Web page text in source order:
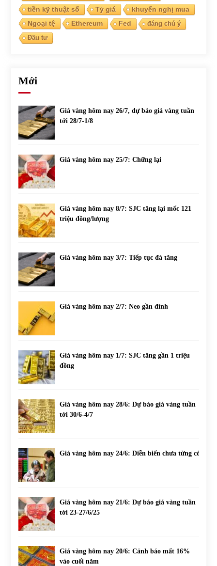
Phân tích giá tiền điện tử sau ngày thị trường lập kỷ lục
Top 10 xe bán chạy nhất tháng 9/2021
tiền kỹ thuật số
Tỷ giá
khuyến nghị mua
Ngoại tệ
Ethereum Fed
đáng chú ý
Đầu tư
Mới
Giá vàng hôm nay 26/7, dự báo giá vàng tuần
tới 28/7-1/8
Giá vàng hôm nay 25/7: Chững lại
Giá vàng hôm nay 8/7: SJC tăng lại mốc 121
triệu đồng/lượng
Giá vàng hôm nay 3/7: Tiếp tục đà tăng
Giá vàng hôm nay 2/7: Neo gần đỉnh
Giá vàng hôm nay 1/7: SJC tăng gần 1 triệu
đồng
Giá vàng hôm nay 28/6: Dự báo giá vàng tuần
tới 30/6-4/7
Giá vàng hôm nay 24/6: Diễn biến chưa từng có
Giá vàng hôm nay 21/6: Dự báo giá vàng tuần
tới 23-27/6/25
Giá vàng hôm nay 20/6: Cảnh báo mất 16%
vào cuối năm